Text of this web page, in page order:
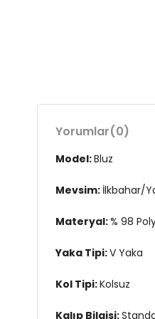
Yorumlar(0)
Model:Bluz
Mevsim: İlkbahar/
Materyal:% 98
Yaka Tipi:V Yaka
Kol Tipi:Kolsuz
Kalıp Bilgisi: